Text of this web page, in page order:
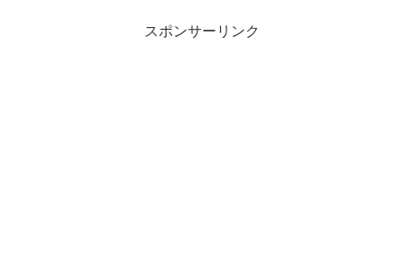
スポンサーリンク